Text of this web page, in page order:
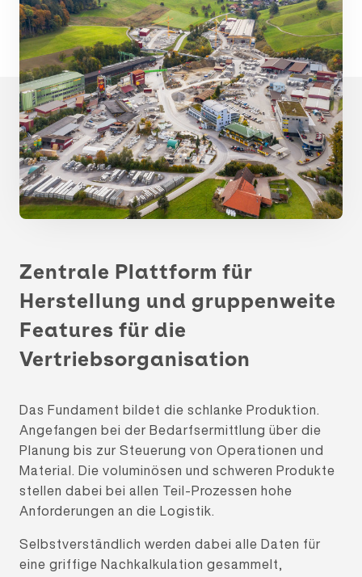
Zentrale Plattform für
Herstellung und gruppenweite
Features für die
Vertriebsorganisation
Das Fundament bildet die schlanke Produktion.
Angefangen bei der Bedarfsermittlung über die
Planung bis zur Steuerung von Operationen und
Material. Die voluminösen und schweren Produkte
stellen dabei bei allen Teil-Prozessen hohe
Anforderungen an die Logistik.
Selbstverständlich werden dabei alle Daten für
eine griffige Nachkalkulation gesammelt,